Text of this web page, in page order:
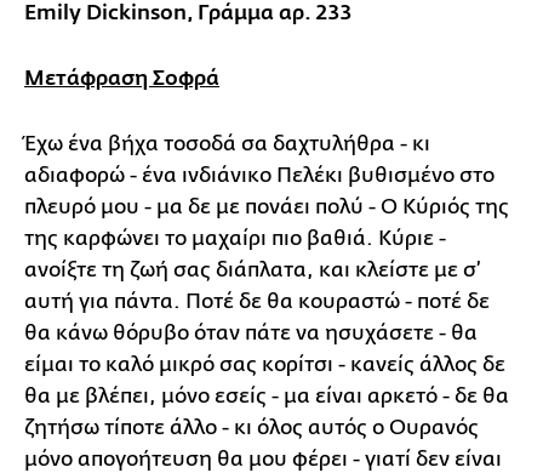
Emily Dickinson, Γράμμα αρ. 233
Μετάφραση Σοφρά
Έχω ένα βήχα τοσοδά σα δαχτυλήθρα - κι
αδιαφορώ - ένα ινδιάνικο Πελέκι βυθισμένο στο
πλευρό μου - μα δε με πονάει πολύ - Ο Κύριός της
της καρφώνει το μαχαίρι πιο βαθιά. Κύριε -
ανοίξτε τη ζωή σας διάπλατα, και κλείστε με σ’
αυτή για πάντα. Ποτέ δε θα κουραστώ - ποτέ δε
θα κάνω θόρυβο όταν πάτε να ησυχάσετε - θα
είμαι το καλό μικρό σας κορίτσι - κανείς άλλος δε
θα με βλέπει, μόνο εσείς - μα είναι αρκετό - δε θα
ζητήσω τίποτε άλλο - κι όλος αυτός ο Ουρανός
μόνο απογοήτευση θα μου φέρει - γιατί δεν είναι